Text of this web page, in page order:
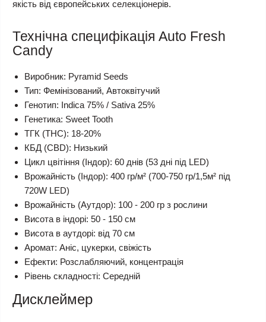
якість від європейських селекціонерів.
Технічна специфікація Auto Fresh
Candy
Виробник: Pyramid Seeds
Тип: Фемінізований, Автоквітучий
Генотип: Indica 75% / Sativa 25%
Генетика: Sweet Tooth
ТГК (THC): 18-20%
КБД (CBD): Низький
Цикл цвітіння (Індор): 60 днів (53 дні під LED)
Врожайність (Індор): 400 гр/м² (700-750 гр/1,5м² під
720W LED)
Врожайність (Аутдор): 100 - 200 гр з рослини
Висота в індорі: 50 - 150 см
Висота в аутдорі: від 70 см
Аромат: Аніс, цукерки, свіжість
Ефекти: Розслабляючий, концентрація
Рівень складності: Середній
Дисклеймер